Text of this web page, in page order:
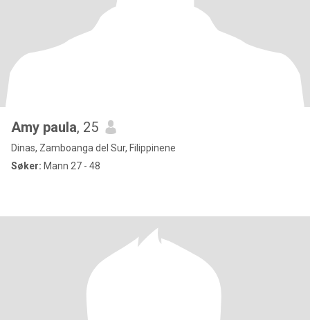
Amy paula, 25
Dinas, Zamboanga del Sur, Filippinene
Søker: Mann 27 - 48